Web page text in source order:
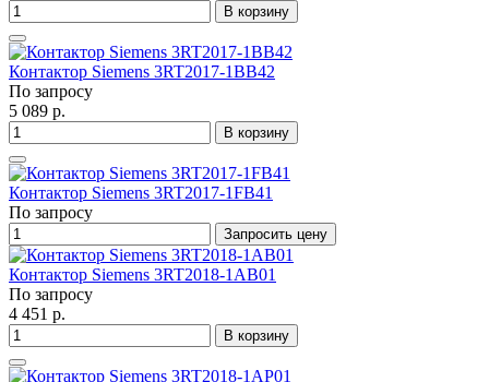
В корзину
Контактор Siemens 3RT2017-1BB42
По запросу
5 089 р.
В корзину
Контактор Siemens 3RT2017-1FB41
По запросу
Запросить цену
Контактор Siemens 3RT2018-1AB01
По запросу
4 451 р.
В корзину